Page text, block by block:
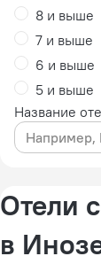
8 и выше
7 и выше
6 и выше
5 и выше
Название
Отели
в